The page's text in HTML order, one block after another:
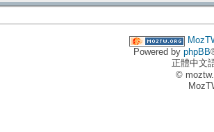
Powered by phpBB
正體中文
©